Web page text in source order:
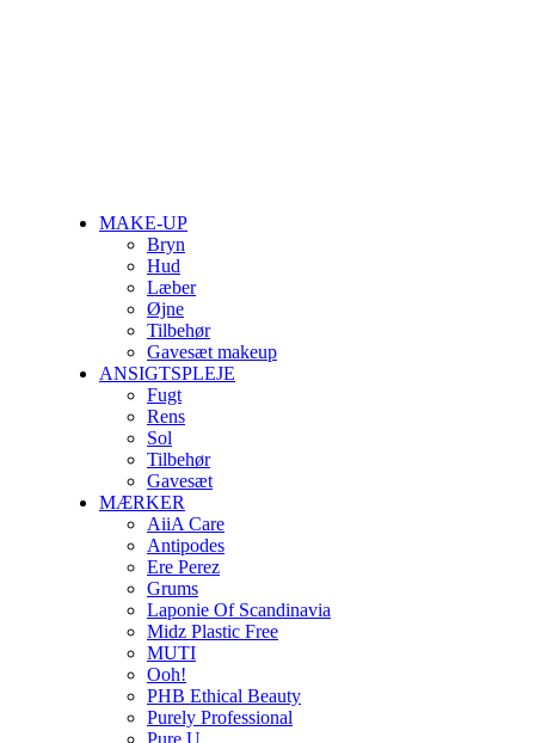
MAKE-UP
Bryn
Hud
Læber
Øjne
Tilbehør
Gavesæt makeup
ANSIGTSPLEJE
Fugt
Rens
Sol
Tilbehør
Gavesæt
MÆRKER
AiiA Care
Antipodes
Ere Perez
Grums
Laponie Of Scandinavia
Midz Plastic Free
MUTI
Ooh!
PHB Ethical Beauty
Purely Professional
Pure U